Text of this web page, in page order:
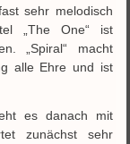
sehr melodisch
„The One“ ist
„Spiral“ macht
alle Ehre und ist
es danach mit
zunächst sehr